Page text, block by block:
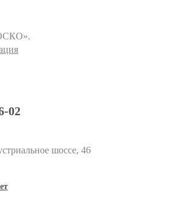
02
шоссе, 46